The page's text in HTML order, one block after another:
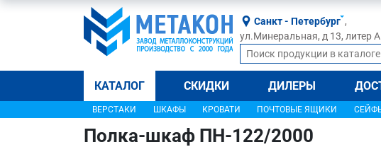
Санкт - Петербург ,
ул.Минеральная, д 13, литер А
КАТАЛОГ СКИДКИ ДИЛЕРЫ
ВЕРСТАКИ ШКАФЫ КРОВАТИ ПОЧТОВЫЕ ЯЩИКИ
Полка-шкаф ПН-122/2000